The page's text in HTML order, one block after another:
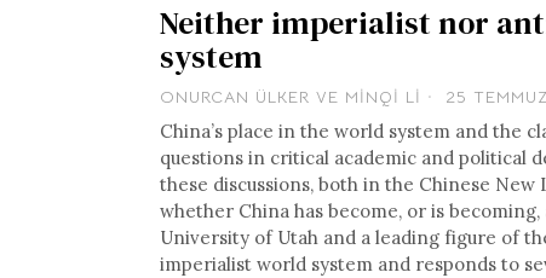
Neither imperialist nor
system
ONURCAN ÜLKER VE MINQI LI 25
China’s place in the world system and the
questions in critical academic and political
these discussions, both in the Chinese
whether China has become, or is
University of Utah and a leading figure of
imperialist world system and responds to